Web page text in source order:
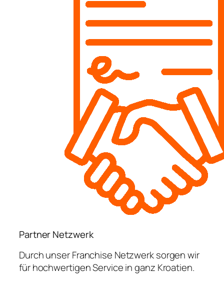
Partner Netzwerk
Durch unser Franchise Netzwerk sorgen wir
für hochwertigen Service in ganz Kroatien.